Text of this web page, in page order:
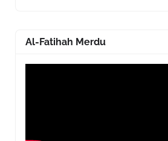
Al-Fatihah Merdu